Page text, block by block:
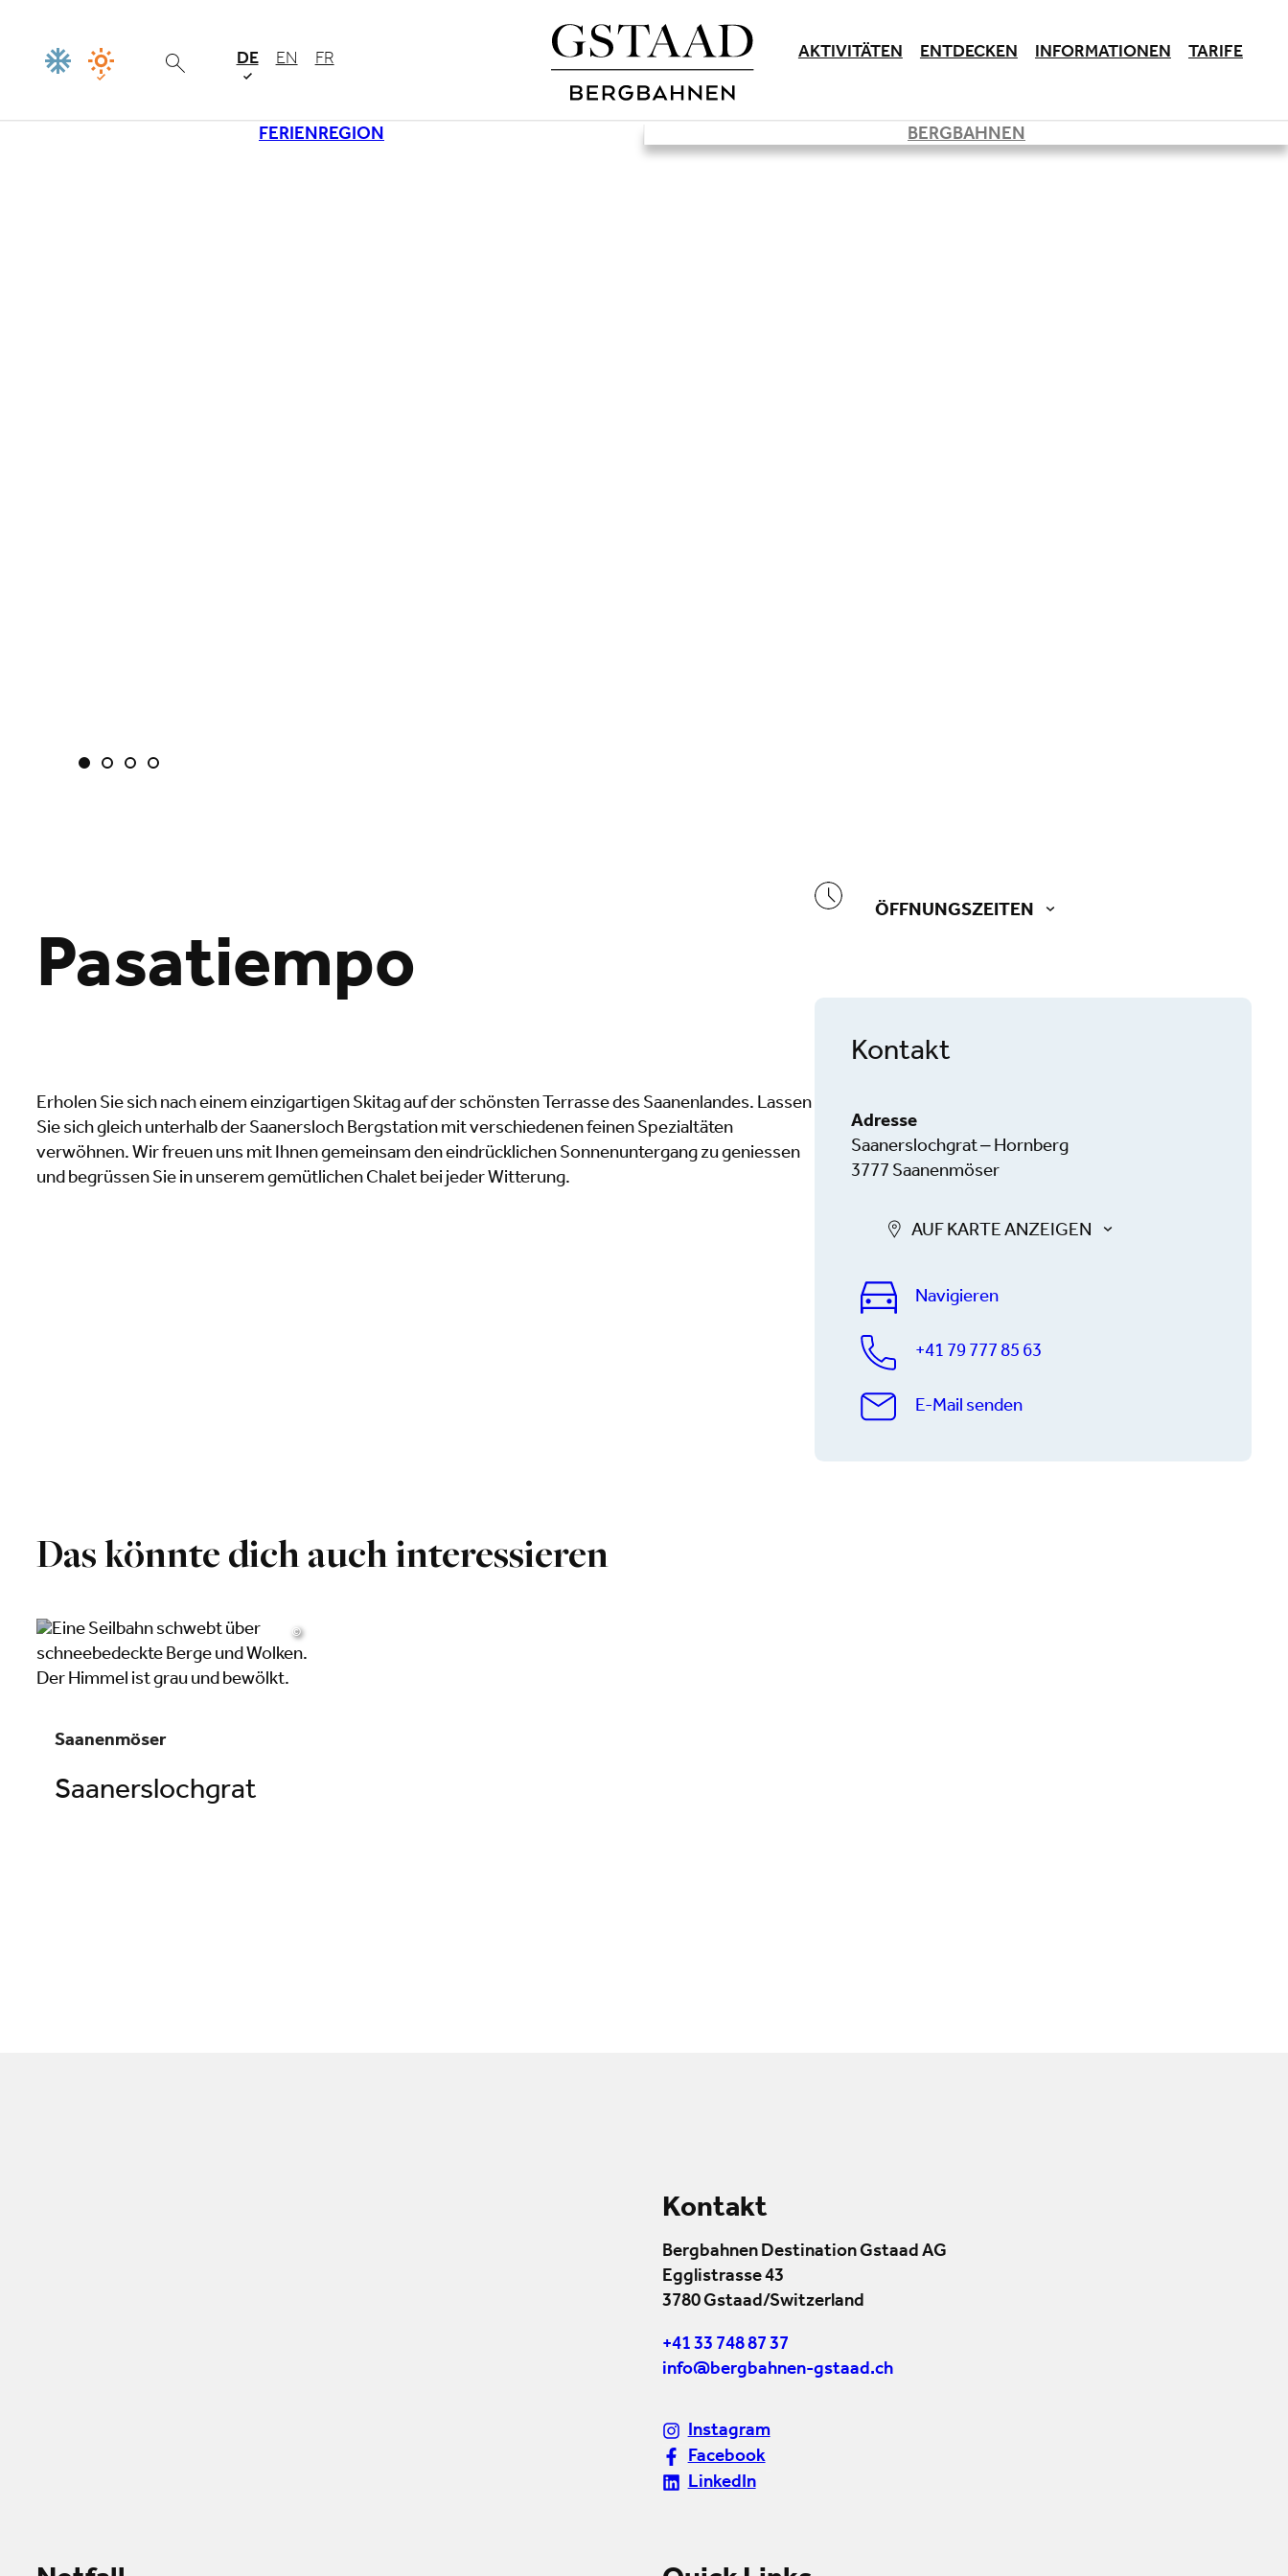
DE EN FR AKTIVITÄTEN ENTDECKEN INFORMATIONEN TARIFE
FERIENREGION BERGBAHNEN
Lade
Pasatiempo
Erholen Sie sich nach einem einzigartigen Skitag auf der schönsten Terrasse des Saanenlandes. Lassen
Sie sich gleich unterhalb der Saanersloch Bergstation mit verschiedenen feinen Spezialtäten
verwöhnen. Wir freuen uns mit Ihnen gemeinsam den eindrücklichen Sonnenuntergang zu geniessen
und begrüssen Sie in unserem gemütlichen Chalet bei jeder Witterung.
ÖFFNUNGSZEITEN
Kontakt
Adresse
Saanerslochgrat – Hornberg
3777 Saanenmöser
AUF KARTE ANZEIGEN
Navigieren
+41 79 777 85 63
E-Mail senden
Das könnte dich auch interessieren
©
Saanenmöser
Saanerslochgrat
Kontakt
Bergbahnen Destination Gstaad AG
Egglistrasse 43
3780 Gstaad/Switzerland
+41 33 748 87 37
info@bergbahnen-gstaad.ch
Instagram
Facebook
LinkedIn